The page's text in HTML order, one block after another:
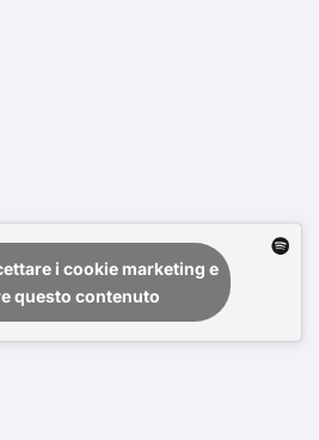
i cookie marketing e
questo contenuto